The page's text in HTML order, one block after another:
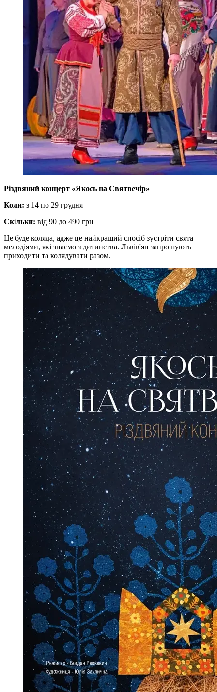
Різдвяний концерт «Якось на Святвечір»
Коли: з 14 по 29 грудня
Скільки: від 90 до 490 грн
Це буде коляда, адже це найкращий спосіб зустріти свята
мелодіями, які знаємо з дитинства. Львів'ян запрошують
приходити та колядувати разом.